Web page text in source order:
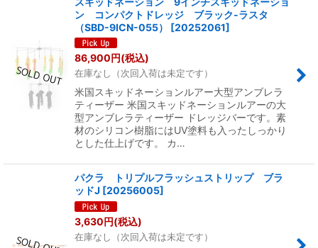
ン コンパクトドレッジ ブラック-ラスタ
（SBD-9ICN-055）
[20252061]
86,900円(税込)
在庫なし（次回入荷は未定です）
米国スキッドネーションルアー大型アンブレラ
ティーザー 米国スキッドネーションルアーの大
型アンブレラティーザー ドレッジバーです。素
材のシリコン樹脂にはUV塗料も入ったしっかり
とした仕上げです。 カ…
パクラ トリプルフラッシュストリップ ブラ
ッドJ [20256005]
3,630円(税込)
在庫なし（次回入荷は未定です）